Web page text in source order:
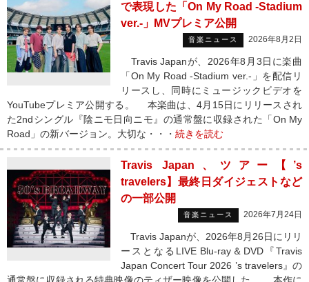
で表現した「On My Road -Stadium
ver.-」MVプレミア公開
音楽ニュース 2026年8月2日
Travis Japanが、2026年8月3日に楽曲
「On My Road -Stadium ver.-」を配信リ
リースし、同時にミュージックビデオを
YouTubeプレミア公開する。 本楽曲は、4月15日にリリースされ
た2ndシングル『陰ニモ日向ニモ』の通常盤に収録された「On My
Road」の新バージョン。大切な・・・ 続きを読む
Travis Japan、ツアー【’s
travelers】最終日ダイジェストなど
の一部公開
音楽ニュース 2026年7月24日
Travis Japanが、2026年8月26日にリリ
ースとなるLIVE Blu-ray＆DVD『Travis
Japan Concert Tour 2026 ’s travelers』の